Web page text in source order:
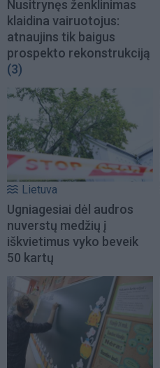
Nusitrynęs ženklinimas
klaidina vairuotojus:
atnaujins tik baigus
prospekto rekonstrukciją
(3)
Lietuva
Ugniagesiai dėl audros
nuverstų medžių į
iškvietimus vyko beveik
50 kartų